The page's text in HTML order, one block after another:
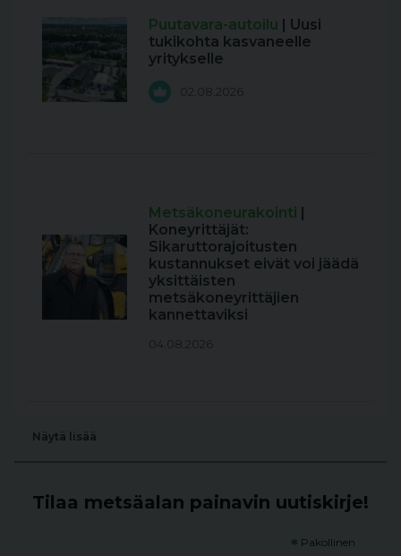
Puutavara-autoilu | Uusi
tukikohta kasvaneelle
yritykselle
02.08.2026
Metsäkoneurakointi |
Koneyrittäjät:
Sikaruttorajoitusten
kustannukset eivät voi jäädä
yksittäisten
metsäkoneyrittäjien
kannettaviksi
04.08.2026
Näytä lisää
Tilaa metsäalan painavin uutiskirje!
* Pakollinen